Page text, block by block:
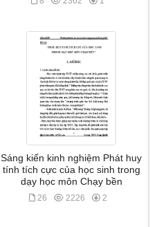
Sáng kiến kinh nghiệm Phát huy
tính tích cực của học sinh trong
dạy học môn Chạy bền
26 2226 2